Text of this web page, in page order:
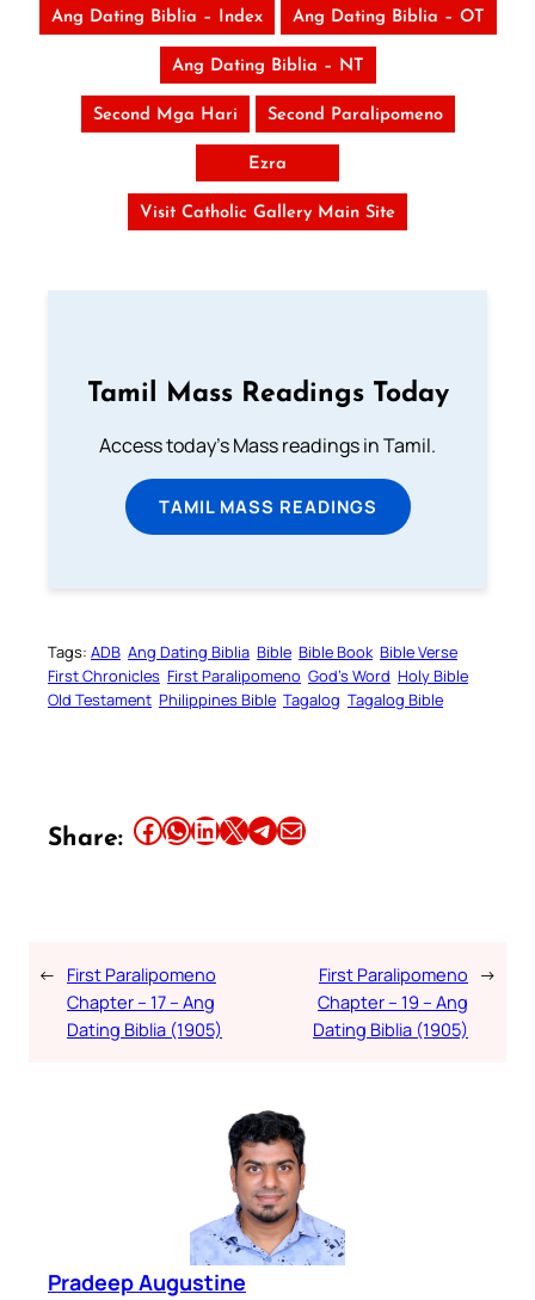
Ang Dating Biblia – Index Ang Dating Biblia – OT
Ang Dating Biblia – NT
Second Mga Hari Second Paralipomeno
Ezra
Visit Catholic Gallery Main Site
Tamil Mass Readings Today
Access today's Mass readings in Tamil.
TAMIL MASS READINGS
Tags: ADB Ang Dating Biblia Bible Bible Book Bible Verse
First Chronicles First Paralipomeno God’s Word Holy Bible
Old Testament Philippines Bible Tagalog Tagalog Bible
Share: Share this article on Facebook Share this article on WhatsApp Share this article on LinkedIn Share this article on X Share this article on TelegramEmail this Article
← First Paralipomeno
Chapter – 17 – Ang
Dating Biblia (1905)
First Paralipomeno
Chapter – 19 – Ang
Dating Biblia (1905)
→
Pradeep Augustine